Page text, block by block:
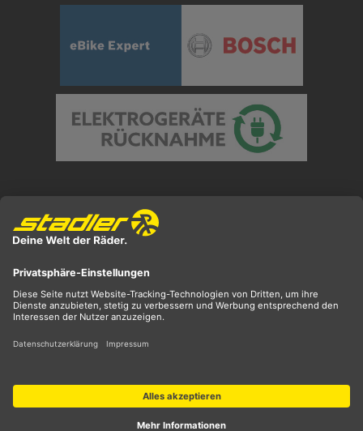
** ehemaliger UVP
*** Preis entspricht unserem Markteinführungspreis